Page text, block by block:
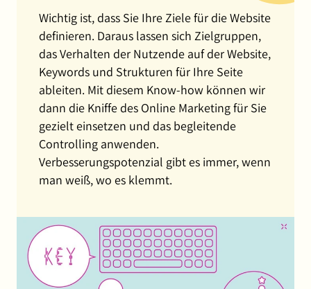
Wichtig ist, dass Sie Ihre Ziele für die Website
definieren. Daraus lassen sich Zielgruppen,
das Verhalten der Nutzende auf der Website,
Keywords und Strukturen für Ihre Seite
ableiten. Mit diesem Know-how können wir
dann die Kniffe des Online Marketing für Sie
gezielt einsetzen und das begleitende
Controlling anwenden.
Verbesserungspotenzial gibt es immer, wenn
man weiß, wo es klemmt.